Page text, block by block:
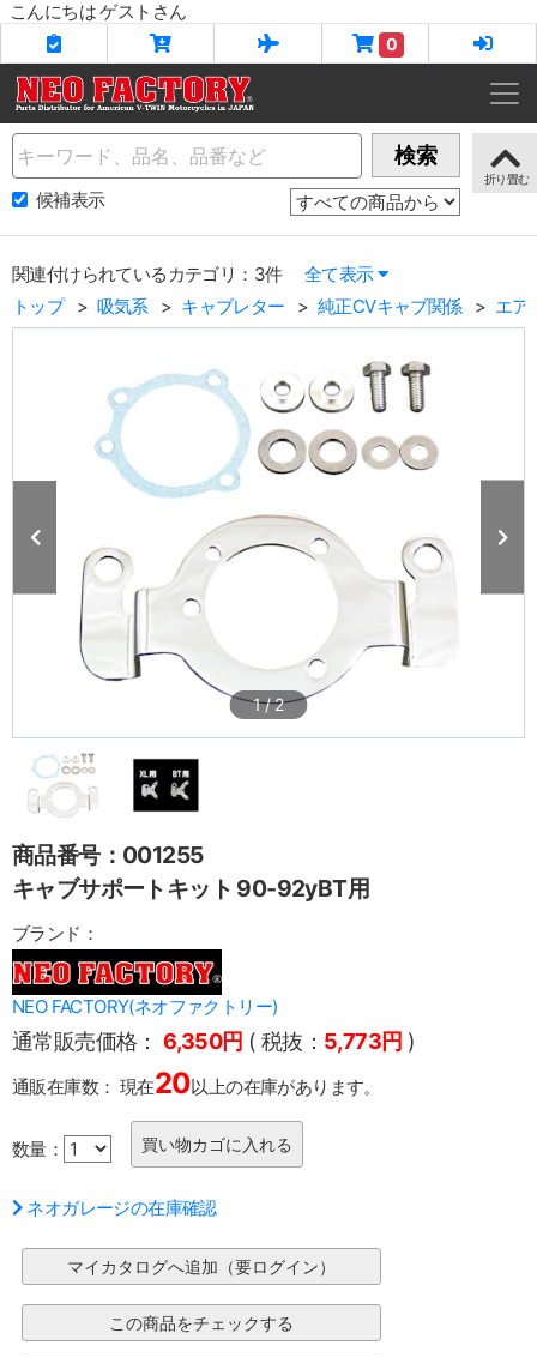
こんにちは ゲストさん
0
Name 検索
候補表示
関連付けられているカテゴリ：3件
全て表示
トップ
吸気系 キャブレター 純正CVキャブ関係 エア
1/2
商品番号：001255
キャブサポートキット 90‐92yBT用
ブランド：
NEO FACTORY(ネオファクトリー)
通常販売価格： 6,350円 ( 税抜： 5,773円 )
通販在庫数： 現在20以上の在庫があります。
数量：
ネオガレージの在庫確認